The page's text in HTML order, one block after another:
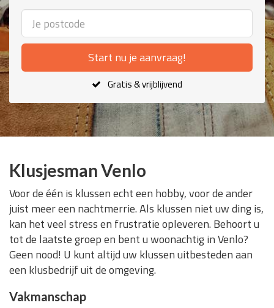
Start nu je aanvraag!
Gratis & vrijblijvend
Klusjesman Venlo
Voor de één is klussen echt een hobby, voor de ander
juist meer een nachtmerrie. Als klussen niet uw ding is,
kan het veel stress en frustratie opleveren. Behoort u
tot de laatste groep en bent u woonachtig in Venlo?
Geen nood! U kunt altijd uw klussen uitbesteden aan
een klusbedrijf uit de omgeving.
Vakmanschap